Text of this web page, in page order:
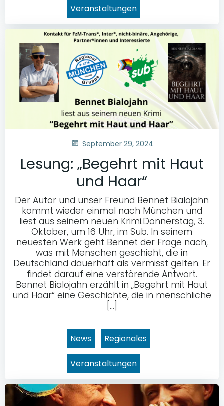
Veranstaltungen
September 29, 2024
Lesung: „Begehrt mit Haut
und Haar“
Der Autor und unser Freund Bennet Bialojahn
kommt wieder einmal nach München und
liest aus seinem neuen Krimi.Donnerstag, 3.
Oktober, um 16 Uhr, im Sub. In seinem
neuesten Werk geht Bennet der Frage nach,
was mit Menschen geschieht, die in
Deutschland dauerhaft als vermisst gelten. Er
findet darauf eine verstörende Antwort.
Bennet Bialojahn erzählt in „Begehrt mit Haut
und Haar“ eine Geschichte, die in menschliche
[…]
News Regionales
Veranstaltungen